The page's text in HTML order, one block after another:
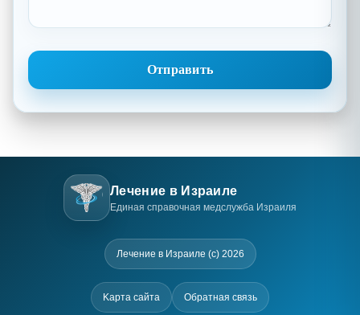
Лечение в Израиле
Единая справочная медслужба Израиля
Лечение в Израиле (c) 2026
Kарта сайта Обратная связь